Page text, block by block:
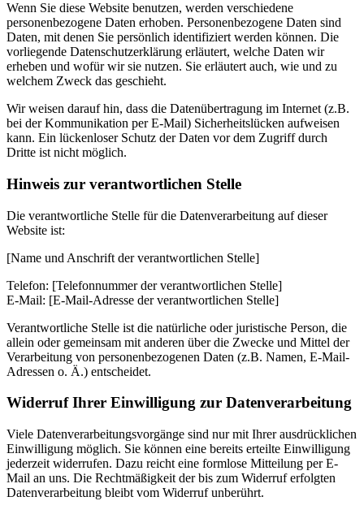
Wenn Sie diese Website benutzen, werden verschiedene
personenbezogene Daten erhoben. Personenbezogene Daten sind
Daten, mit denen Sie persönlich identifiziert werden können. Die
vorliegende Datenschutzerklärung erläutert, welche Daten wir
erheben und wofür wir sie nutzen. Sie erläutert auch, wie und zu
welchem Zweck das geschieht.
Wir weisen darauf hin, dass die Datenübertragung im Internet (z.B.
bei der Kommunikation per E-Mail) Sicherheitslücken aufweisen
kann. Ein lückenloser Schutz der Daten vor dem Zugriff durch
Dritte ist nicht möglich.
Hinweis zur verantwortlichen Stelle
Die verantwortliche Stelle für die Datenverarbeitung auf dieser
Website ist:
[Name und Anschrift der verantwortlichen Stelle]
Telefon: [Telefonnummer der verantwortlichen Stelle]
E-Mail: [E-Mail-Adresse der verantwortlichen Stelle]
Verantwortliche Stelle ist die natürliche oder juristische Person, die
allein oder gemeinsam mit anderen über die Zwecke und Mittel der
Verarbeitung von personenbezogenen Daten (z.B. Namen, E-Mail-
Adressen o. Ä.) entscheidet.
Widerruf Ihrer Einwilligung zur Datenverarbeitung
Viele Datenverarbeitungsvorgänge sind nur mit Ihrer ausdrücklichen
Einwilligung möglich. Sie können eine bereits erteilte Einwilligung
jederzeit widerrufen. Dazu reicht eine formlose Mitteilung per E-
Mail an uns. Die Rechtmäßigkeit der bis zum Widerruf erfolgten
Datenverarbeitung bleibt vom Widerruf unberührt.